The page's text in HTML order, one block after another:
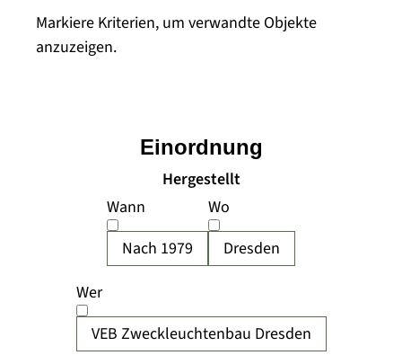
Markiere Kriterien, um verwandte Objekte
anzuzeigen.
Hergestellt
Wann
Nach 1979
Wo
Dresden
Wer
VEB Zweckleuchtenbau Dresden
Einordnung